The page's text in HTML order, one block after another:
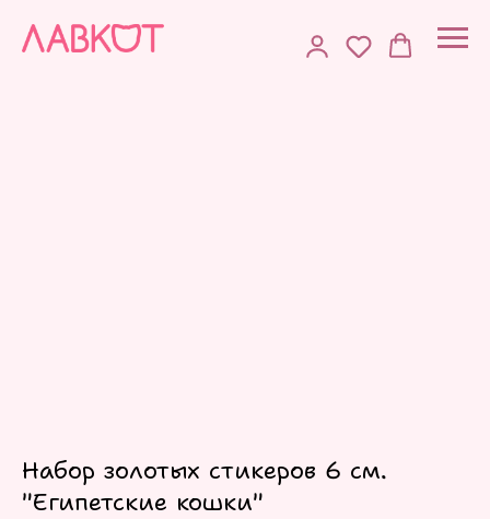
Набор золотых стикеров 6 см.
"Египетские кошки"